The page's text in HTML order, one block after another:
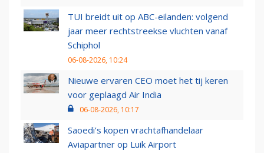
TUI breidt uit op ABC-eilanden: volgend
jaar meer rechtstreekse vluchten vanaf
Schiphol
06-08-2026, 10:24
Nieuwe ervaren CEO moet het tij keren
voor geplaagd Air India
06-08-2026, 10:17
Saoedi’s kopen vrachtafhandelaar
Aviapartner op Luik Airport